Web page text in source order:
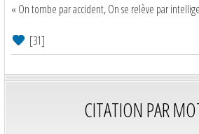
« On tombe par accident, On se relève par
[31]
CITATION PAR